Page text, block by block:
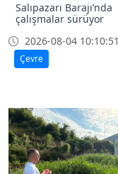
Salıpazarı Barajı’nda
çalışmalar sürüyor
2026-08-04 10:10:51
Çevre